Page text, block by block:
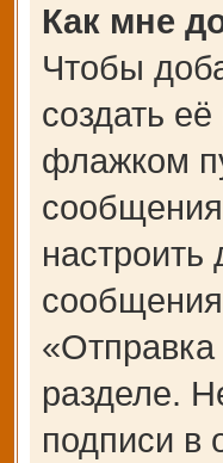
Как мне
Чтобы
создать
флажком
разделе.
подписи в